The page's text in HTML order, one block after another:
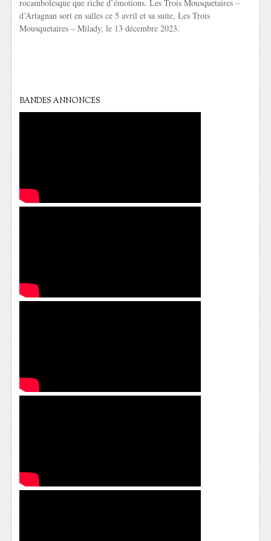
rocambolesque que riche d’émotions. Les Trois Mousquetaires –
d’Artagnan sort en salles ce 5 avril et sa suite, Les Trois
Mousquetaires – Milady, le 13 décembre 2023.
BANDES ANNONCES